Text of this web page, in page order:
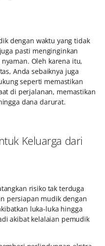
dengan waktu yang tidak
pasti menginginkan
Oleh karena itu,
Anda sebaiknya juga
seperti memastikan
di perjalanan, memastikan
dana darurat.
Keluarga dari
risiko tak terduga
persiapan mudik dengan
luka-luka hingga
akibat kelalaian pemudik